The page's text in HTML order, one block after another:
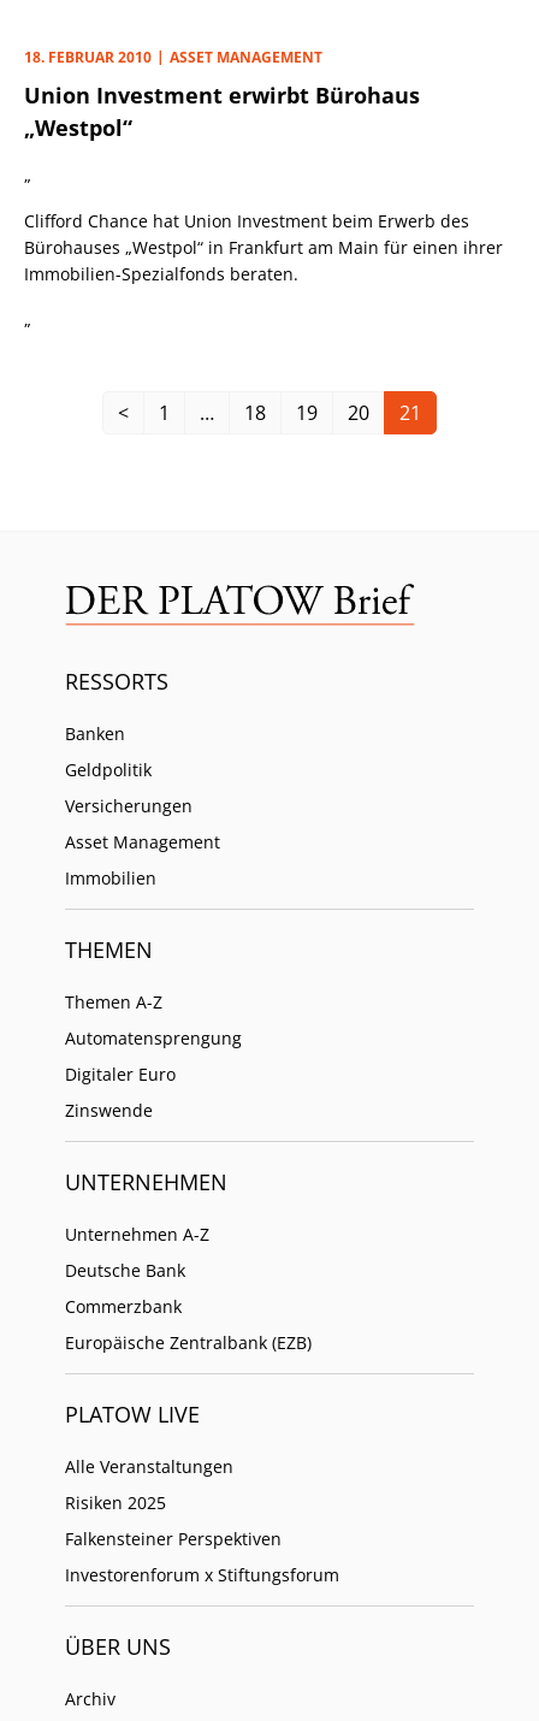
Anteile am Alexa Shopping Centre am Berliner
Alexanderplatz beraten.
18. FEBRUAR 2010 ASSET MANAGEMENT
Union Investment erwirbt Bürohaus
„Westpol“
„
Clifford Chance hat Union Investment beim Erwerb des
Bürohauses „Westpol“ in Frankfurt am Main für einen ihrer
Immobilien-Spezialfonds beraten.
„
< 1 … 18 19 20 21
RESSORTS
Banken
Geldpolitik
Versicherungen
Asset Management
Immobilien
THEMEN
Themen A-Z
Automatensprengung
Digitaler Euro
Zinswende
UNTERNEHMEN
Unternehmen A-Z
Deutsche Bank
Commerzbank
Europäische Zentralbank (EZB)
PLATOW LIVE
Alle Veranstaltungen
Risiken 2025
Falkensteiner Perspektiven
Investorenforum x Stiftungsforum
ÜBER UNS
Archiv